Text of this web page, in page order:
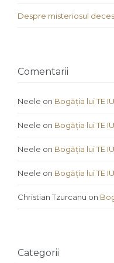
Despre misteriosul
Comentarii
Neele on Bogăția lui TE
Neele on Bogăția lui TE
Neele on Bogăția lui TE
Neele on Bogăția lui TE
Christian Tzurcanu on
Categorii